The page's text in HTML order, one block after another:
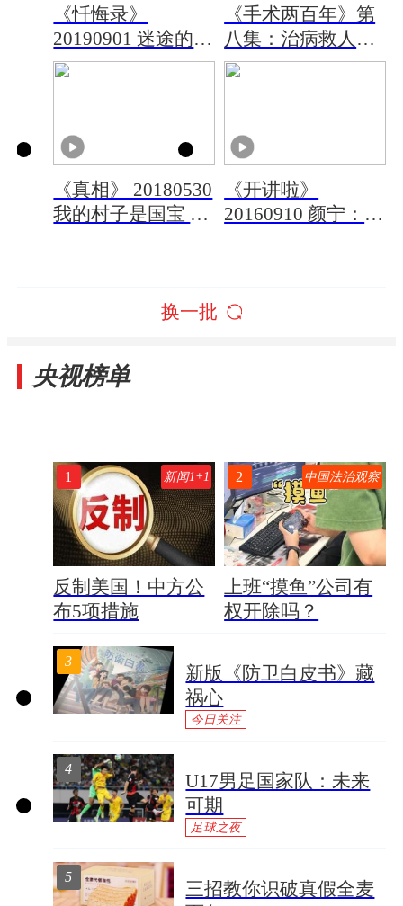
《忏悔录》
20190901 迷途的少
年
《手术两百年》第
八集：治病救人
——医生独一无二
《真相》 20180530
我的村子是国宝 第
《开讲啦》
20160910 颜宁：女
换一批
央视榜单
1 新闻1+1
反制美国！中方公
布5项措施
2 中国法治观察
上班“摸鱼”公司有
权开除吗？
3
新版《防卫白皮书》藏
祸心
今日关注
4
U17男足国家队：未来
可期
足球之夜
5
三招教你识破真假全麦